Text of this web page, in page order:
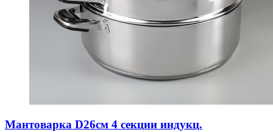
Мантоварка D26см 4 секции индукц.